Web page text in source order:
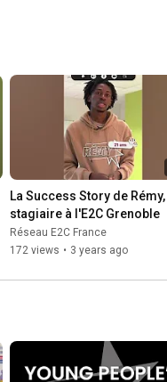
La Success Story de Rémy,
stagiaire à l'E2C Grenoble
Réseau E2C France
172 views • 3 years ago